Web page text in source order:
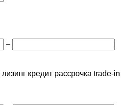
–
лизинг кредит рассрочка trade-in